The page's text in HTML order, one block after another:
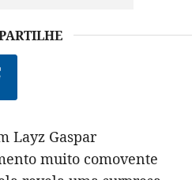
Layz Gaspar
muito comovente